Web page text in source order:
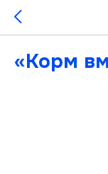
«Корм